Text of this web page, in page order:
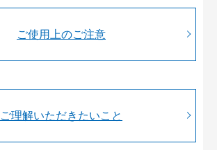
ご使用上のご注意
ご理解いただきたいこと